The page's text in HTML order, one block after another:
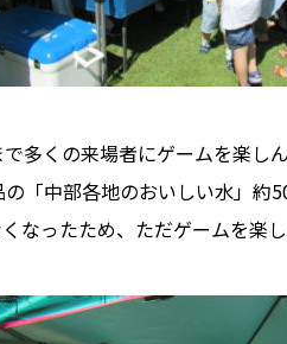
多くの来場者にゲームを楽し
「中部各地のおいしい水」約
なったため、ただゲームを楽し